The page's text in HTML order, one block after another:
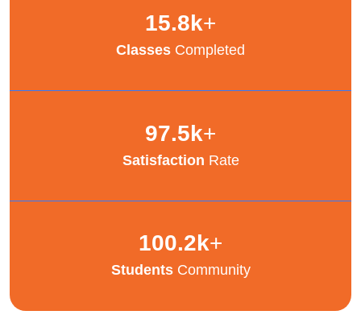
15.8k+
Classes Completed
97.5k+
Satisfaction Rate
100.2k+
StudentsCommunity